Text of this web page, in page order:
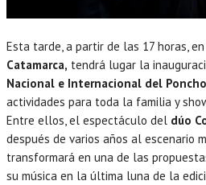
Esta tarde, a partir de las 17 horas,
Catamarca, tendrá lugar la
Nacional e Internacional del Poncho
actividades para toda la familia y
Entre ellos, el espectáculo del dúo
después de varios años al escenario
transformará en una de las
su música en la última luna de la